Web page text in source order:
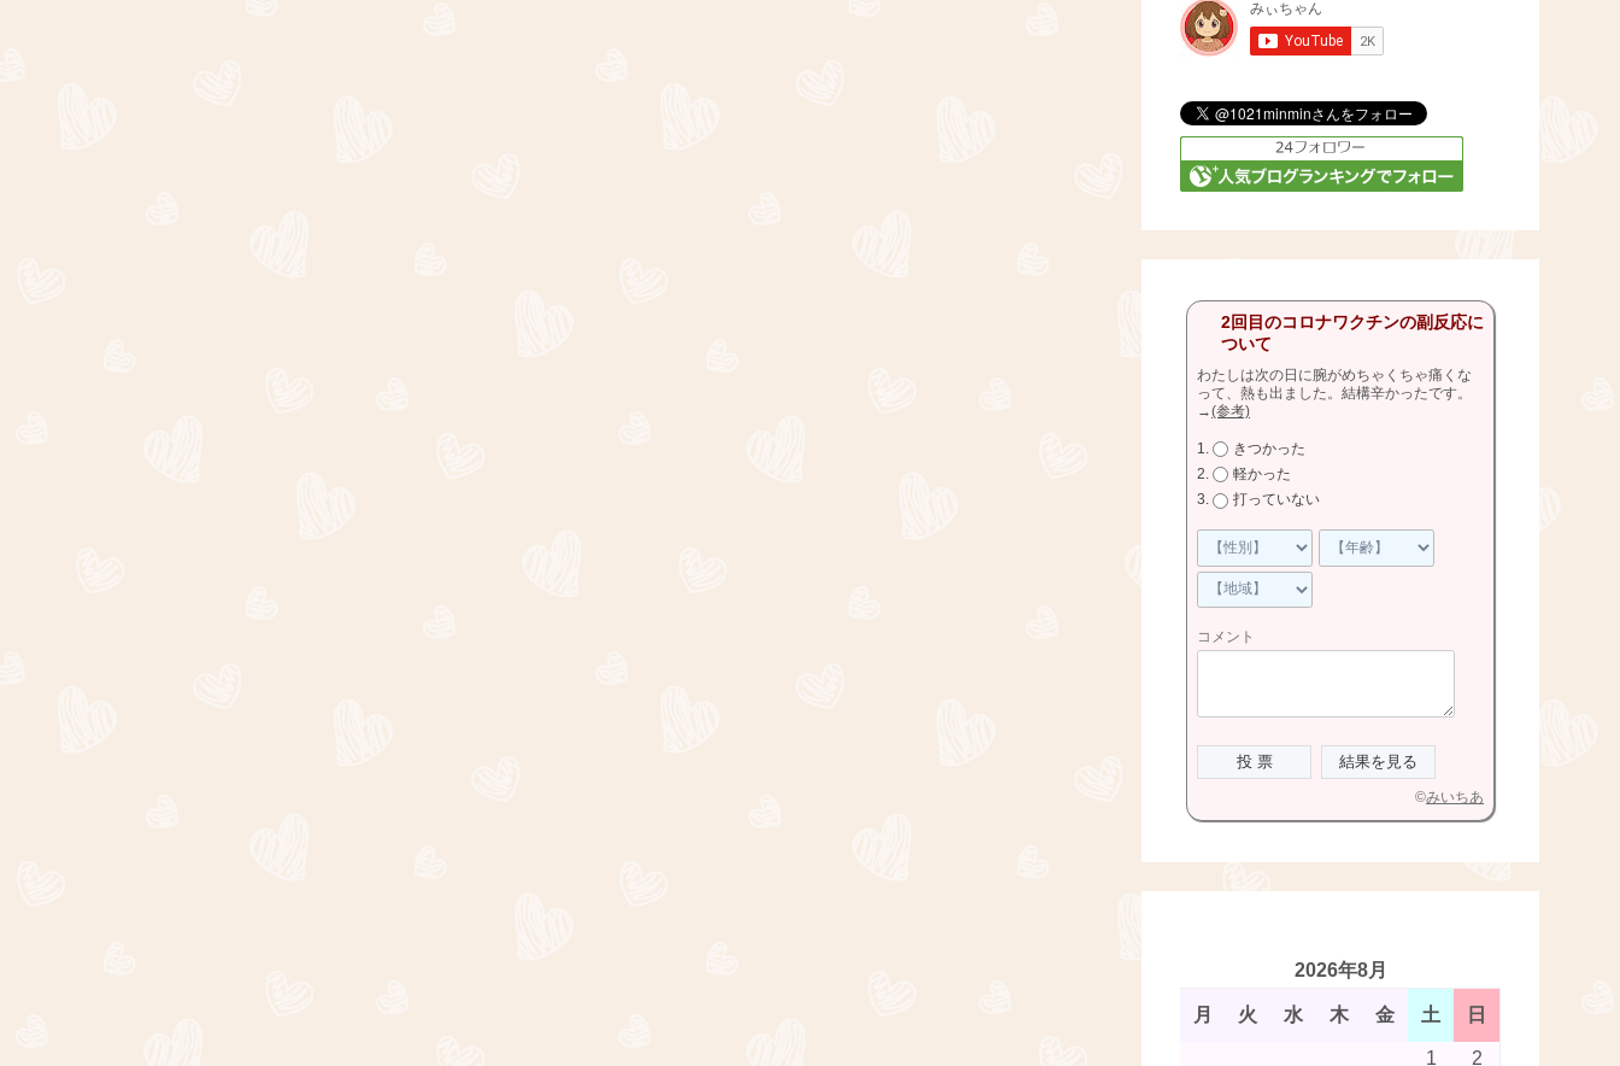
2回目のコロナワクチンの副反応に
ついて
わたしは次の日に腕がめちゃくちゃ痛くな
って、熱も出ました。結構辛かったです。
→(参考)
きつかった
軽かった
打っていない
コメント
©みいちあ
2026年8月
月 火 水 木 金 土 日
1
2